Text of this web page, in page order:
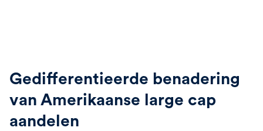
Gedifferentieerde benadering
van Amerikaanse large cap
aandelen